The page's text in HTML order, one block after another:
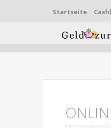
Startseite